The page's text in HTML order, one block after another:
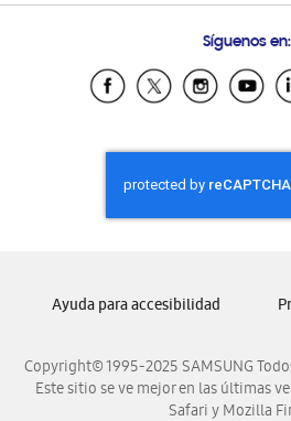
Samsung
Samsung El
Samsung
Samsung
Samsung
Samsung
Síguenos en:
Copyright© 1995-2025 SAMSUNG
Este sitio se ve mejor en las últimas
Safari y Mozilla
Ayuda para accesibilidad